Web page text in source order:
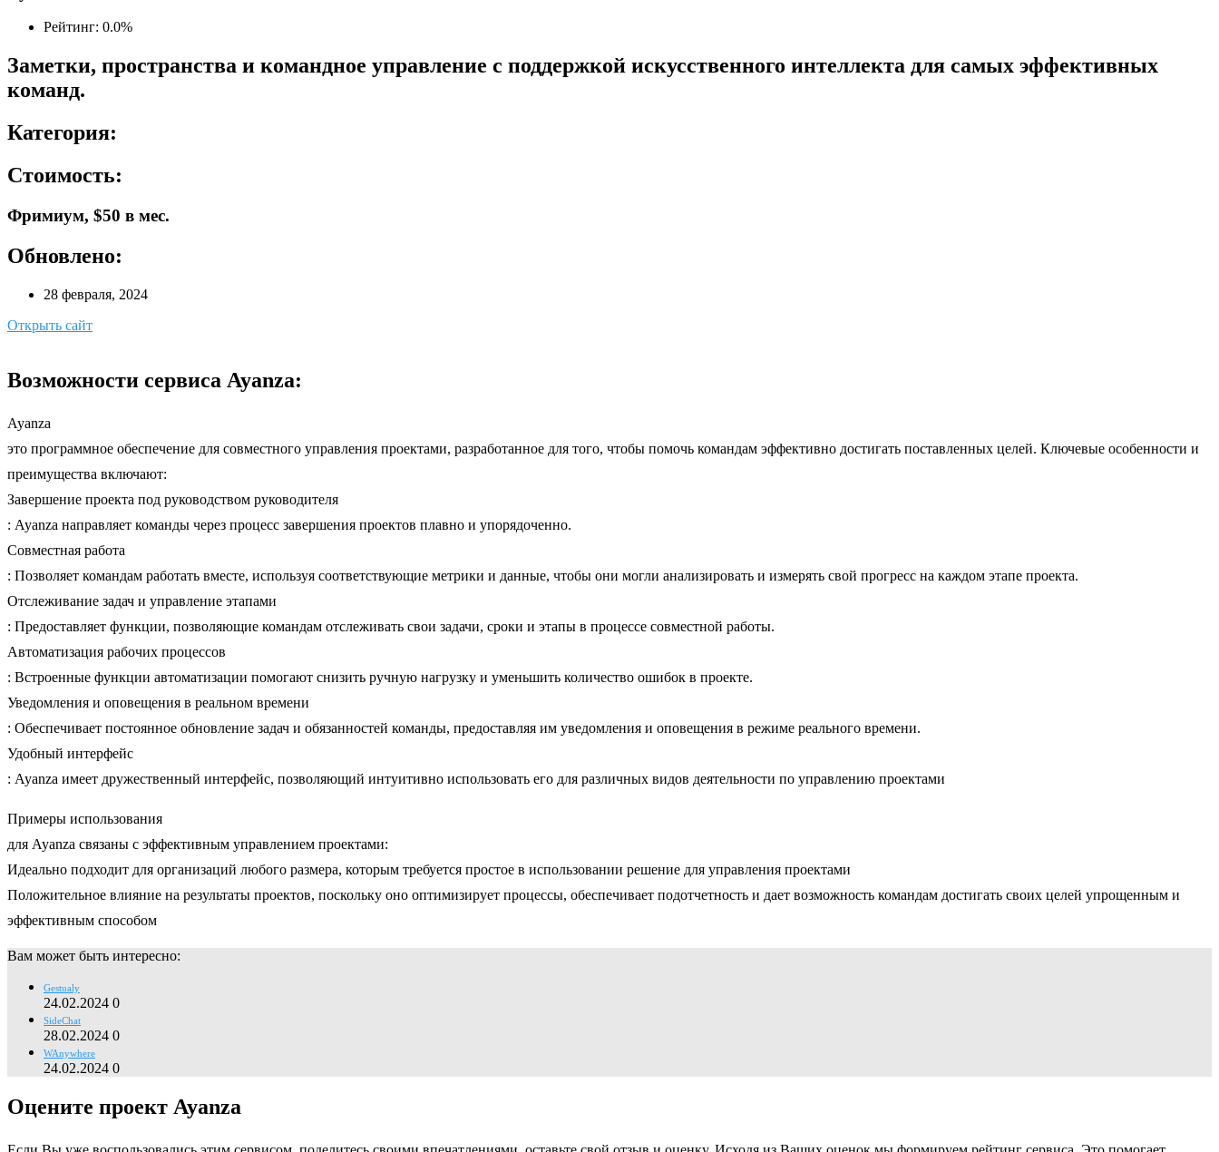
Рейтинг: 0.0%
Заметки, пространства и командное управление с поддержкой искусственного интеллекта для самых эффективных
команд.
Категория:
Стоимость:
Фримиум, $50 в мес.
Обновлено:
28 февраля, 2024
Открыть сайт
Возможности сервиса Ayanza:
Ayanza
это программное обеспечение для совместного управления проектами, разработанное для того, чтобы помочь командам эффективно достигать поставленных целей. Ключевые особенности и
преимущества включают:
Завершение проекта под руководством руководителя
: Ayanza направляет команды через процесс завершения проектов плавно и упорядоченно.
Совместная работа
: Позволяет командам работать вместе, используя соответствующие метрики и данные, чтобы они могли анализировать и измерять свой прогресс на каждом этапе проекта.
Отслеживание задач и управление этапами
: Предоставляет функции, позволяющие командам отслеживать свои задачи, сроки и этапы в процессе совместной работы.
Автоматизация рабочих процессов
: Встроенные функции автоматизации помогают снизить ручную нагрузку и уменьшить количество ошибок в проекте.
Уведомления и оповещения в реальном времени
: Обеспечивает постоянное обновление задач и обязанностей команды, предоставляя им уведомления и оповещения в режиме реального времени.
Удобный интерфейс
: Ayanza имеет дружественный интерфейс, позволяющий интуитивно использовать его для различных видов деятельности по управлению проектами
Примеры использования
для Ayanza связаны с эффективным управлением проектами:
Идеально подходит для организаций любого размера, которым требуется простое в использовании решение для управления проектами
Положительное влияние на результаты проектов, поскольку оно оптимизирует процессы, обеспечивает подотчетность и дает возможность командам достигать своих целей упрощенным и
эффективным способом
Вам может быть интересно:
Gestualy
24.02.2024 0
SideChat
28.02.2024 0
WAnywhere
24.02.2024 0
Оцените проект Ayanza